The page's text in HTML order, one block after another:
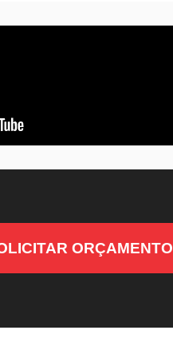
ORÇAMENTO